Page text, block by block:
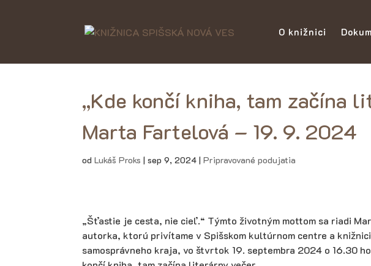
O knižnici
„Kde končí kniha, tam začína
Marta Fartelová – 19. 9. 2024
odLukáš Proks |sep 9, 2024 |Pripravované podujatia
„Šťastie je cesta, nie cieľ.“ Týmto životným mottom sa riadi
autorka, ktorú privítame v Spišskom kultúrnom centre a
samosprávneho kraja, vo štvrtok 19. septembra 2024 o 16.30